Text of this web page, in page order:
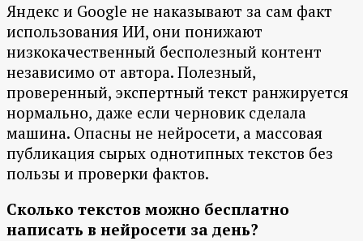
Яндекс и Google не наказывают за сам факт
использования ИИ, они понижают
низкокачественный бесполезный контент
независимо от автора. Полезный,
проверенный, экспертный текст ранжируется
нормально, даже если черновик сделала
машина. Опасны не нейросети, а массовая
публикация сырых однотипных текстов без
пользы и проверки фактов.
Сколько текстов можно бесплатно
написать в нейросети за день?